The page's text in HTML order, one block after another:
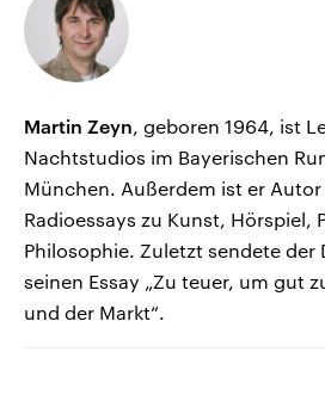
Martin Zeyn, geboren 1964, ist
Nachtstudios im Bayerischen
München. Außerdem ist er
Radioessays zu Kunst, Hörspiel,
Philosophie. Zuletzt sendete der
seinen Essay „Zu teuer, um gut
und der Markt“.